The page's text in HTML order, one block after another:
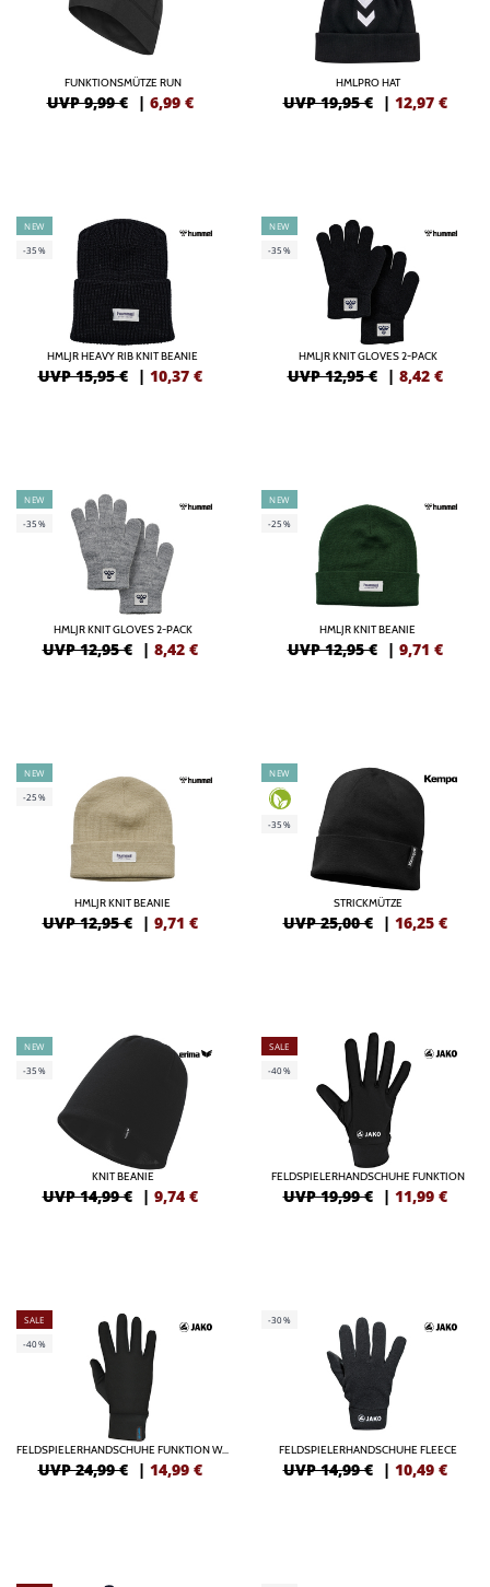
FUNKTIONSMÜTZE RUN
UVP 9,99 € | 6,99 €
HMLPRO HAT
UVP 19,95 € | 12,97 €
NEW
-35%
HMLJR HEAVY RIB KNIT BEANIE
UVP 15,95 € | 10,37 €
NEW
-35%
HMLJR KNIT GLOVES 2-PACK
UVP 12,95 € | 8,42 €
NEW
-35%
HMLJR KNIT GLOVES 2-PACK
UVP 12,95 € | 8,42 €
NEW
-25%
HMLJR KNIT BEANIE
UVP 12,95 € | 9,71 €
NEW
-25%
HMLJR KNIT BEANIE
UVP 12,95 € | 9,71 €
NEW
-35%
STRICKMÜTZE
UVP 25,00 € | 16,25 €
NEW
-35%
KNIT BEANIE
UVP 14,99 € | 9,74 €
SALE
-40%
FELDSPIELERHANDSCHUHE FUNKTION
UVP 19,99 € | 11,99 €
SALE
-40%
FELDSPIELERHANDSCHUHE FUNKTION WARM
UVP 24,99 € | 14,99 €
-30%
FELDSPIELERHANDSCHUHE FLEECE
UVP 14,99 € | 10,49 €